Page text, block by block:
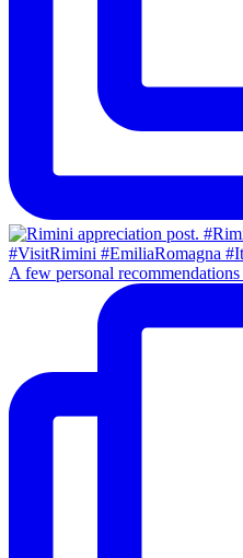
A few personal